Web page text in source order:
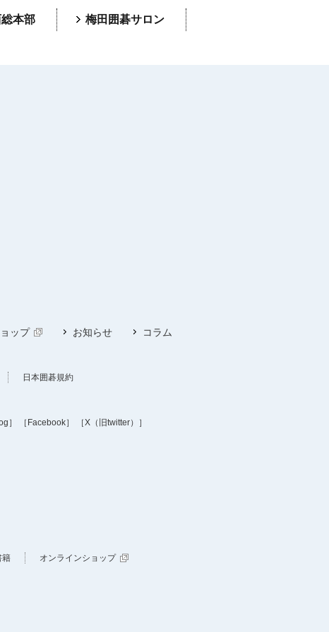
総本部 梅田囲碁サロン
ップ お知らせ コラム
日本囲碁規約
］ ［Facebook］ ［X（旧twitter）］
籍 オンラインショップ